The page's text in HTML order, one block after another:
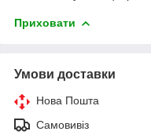
Приховати
Умови доставки
Нова Пошта
Самовивіз